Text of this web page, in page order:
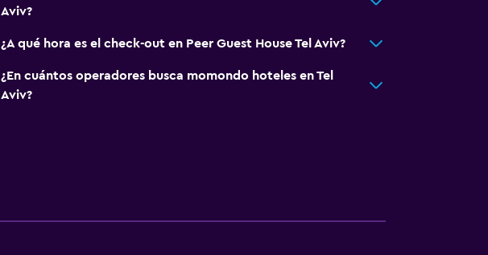
Aviv?
¿A qué hora es el check-out en Peer Guest House Tel Aviv?
¿En cuántos operadores busca momondo hoteles en Tel
Aviv?